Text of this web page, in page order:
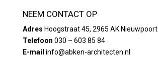
NEEM CONTACT OP
Adres Hoogstraat 45, 2965 AK Nieuwpoort
Telefoon 030 – 603 85 84
E-mail info@abken-architecten.nl